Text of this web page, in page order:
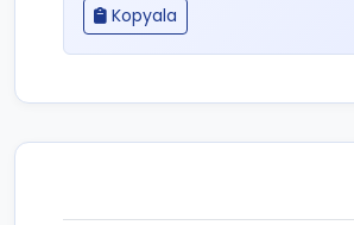
Kopyala